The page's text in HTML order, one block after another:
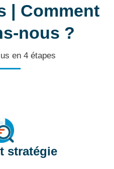
| Comment
nous ?
en 4 étapes
stratégie